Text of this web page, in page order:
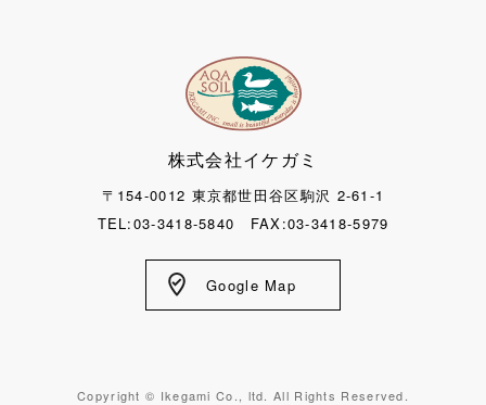
株式会社イケガミ
〒154-0012 東京都世田谷区駒沢 2-61-1
TEL:03-3418-5840 FAX:03-3418-5979
Google Map
Copyright © Ikegami Co., ltd. All Rights Reserved.